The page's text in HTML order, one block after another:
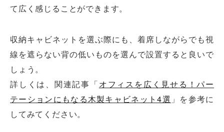
て広く感じることができます。
収納キャビネットを選ぶ際にも、着席しながらでも視
線を遮らない背の低いものを選んで設置すると良いで
しょう。
詳しくは、関連記事「オフィスを広く見せる！パー
テーションにもなる木製キャビネット4選 」を参考に
してみてください。